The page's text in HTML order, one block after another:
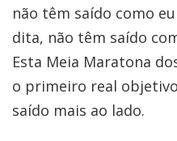
não têm saído como
dita, não têm saído
Esta Meia Maratona
o primeiro real
saído mais ao lado.